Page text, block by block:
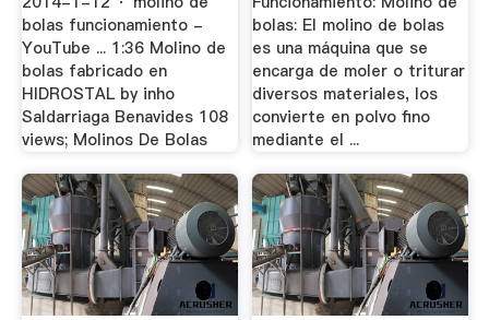
bolas funcionamiento -
YouTube ... 1:36 Molino de
bolas fabricado en
HIDROSTAL by inho
Saldarriaga Benavides 108
views; Molinos De Bolas
bolas: El molino de bolas
es una máquina que se
encarga de moler o triturar
diversos materiales, los
convierte en polvo fino
mediante el ...